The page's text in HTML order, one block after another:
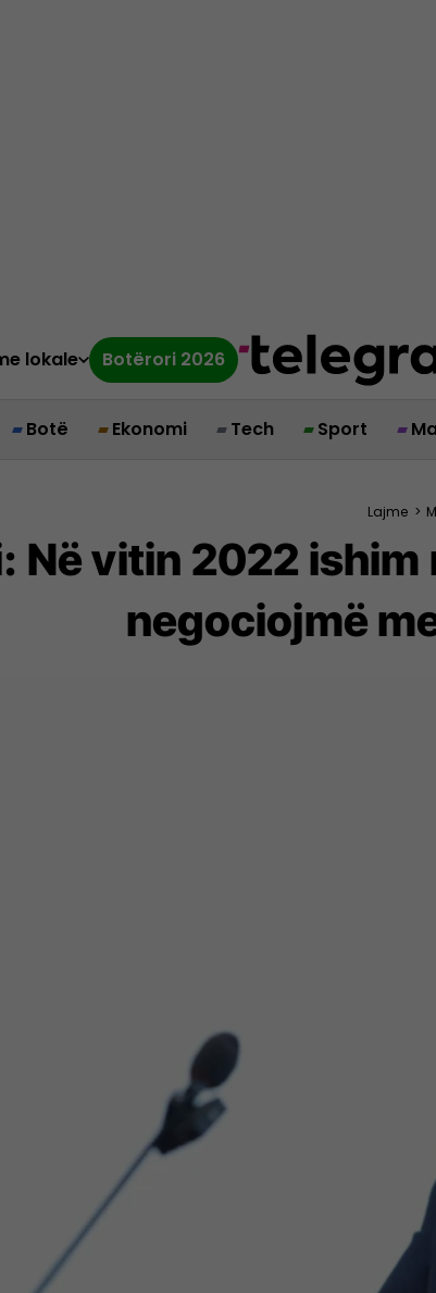
lokale Botërori 2026
Botë Ekonomi Tech Sport
Lajme >
Në vitin 2022
negociojmë